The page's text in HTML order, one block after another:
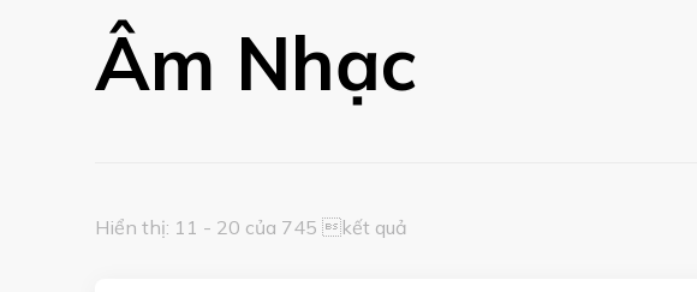
Âm Nhạc
Hiển thị: 11 - 20 của 745 kết quả